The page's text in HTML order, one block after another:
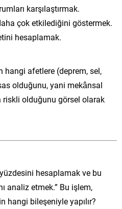
karşılaştırmak.
çok etkilediğini göstermek.
hesaplamak.
hangi afetlere (deprem, sel,
olduğunu, yani mekânsal
olduğunu görsel olarak
hesaplamak ve bu
analiz etmek.” Bu işlem,
hangi bileşeniyle yapılır?